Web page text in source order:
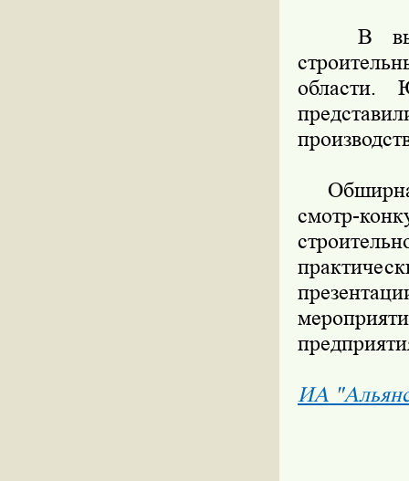
В
области.
смотр-
ИА